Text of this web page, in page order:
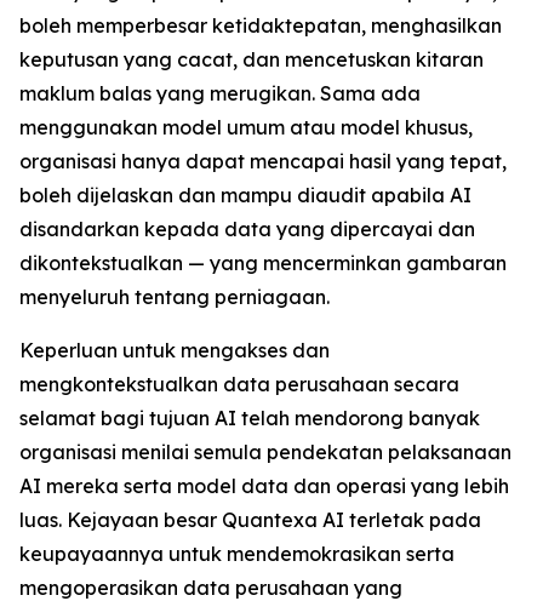
boleh memperbesar ketidaktepatan, menghasilkan
keputusan yang cacat, dan mencetuskan kitaran
maklum balas yang merugikan. Sama ada
menggunakan model umum atau model khusus,
organisasi hanya dapat mencapai hasil yang tepat,
boleh dijelaskan dan mampu diaudit apabila AI
disandarkan kepada data yang dipercayai dan
dikontekstualkan — yang mencerminkan gambaran
menyeluruh tentang perniagaan.
Keperluan untuk mengakses dan
mengkontekstualkan data perusahaan secara
selamat bagi tujuan AI telah mendorong banyak
organisasi menilai semula pendekatan pelaksanaan
AI mereka serta model data dan operasi yang lebih
luas. Kejayaan besar Quantexa AI terletak pada
keupayaannya untuk mendemokrasikan serta
mengoperasikan data perusahaan yang